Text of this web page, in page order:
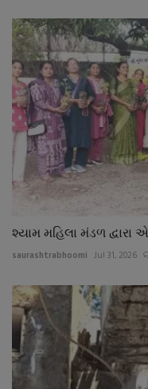
શ્યામ મહિલા મંડળ દ્વારા
saurashtrabhoomi Jul 31, 2026